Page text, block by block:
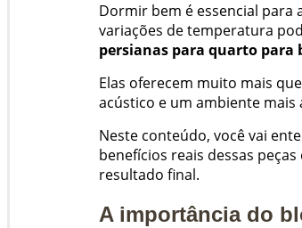
Dormir bem é essencial para
variações de temperatura
persianas para quarto para
Elas oferecem muito mais
acústico e um ambiente mais
Neste conteúdo, você vai
benefícios reais dessas
resultado final.
A importância do